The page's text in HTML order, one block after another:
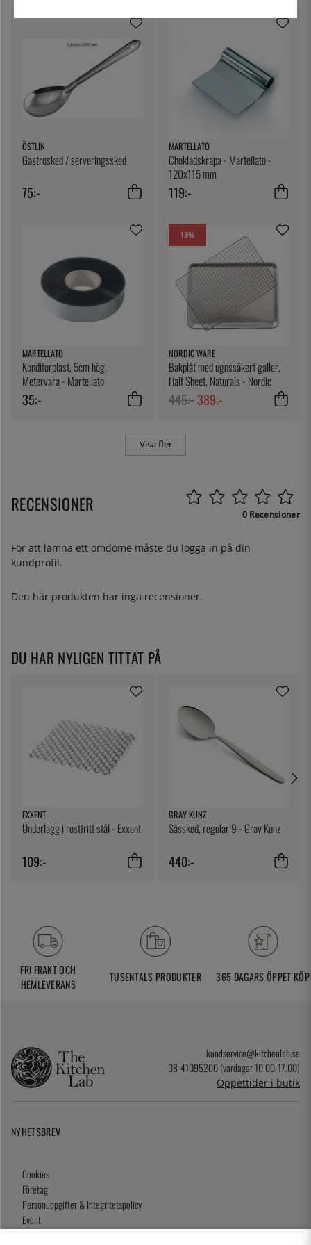
deras produkter fyller en nästan självklar plats i varje
foodies kök.
ÖSTLIN
Gastrosked / serveringssked
75:-
MARTELLATO
Chokladskrapa - Martellato -
120x115 mm
119:-
MARTELLATO
Konditorplast, 5cm hög,
Metervara - Martellato
35:-
13%
NORDIC WARE
Bakplåt med ugnssäkert galler,
Half Sheet, Naturals - Nordic
Ware
445:-389:-
Visa fler
RECENSIONER 0 Recensioner
För att lämna ett omdöme måste du logga in på din
kundprofil.
Den här produkten har inga recensioner.
DU HAR NYLIGEN TITTAT PÅ
EXXENT
Underlägg i rostfritt stål - Exxent
109:-
GRAY KUNZ
Såssked, regular 9 - Gray Kunz
440:-
FRI FRAKT OCH
HEMLEVERANS
TUSENTALS PRODUKTER 365 DAGARS ÖPPET KÖP
kundservice@kitchenlab.se
08-41095200 (vardagar 10.00-17.00)
Öppettider i butik
NYHETSBREV
Cookies
Företag
Personuppgifter & Integritetspolicy
Event